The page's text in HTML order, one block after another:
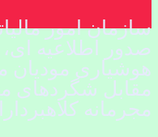
سازمان امور
صدور اطلاعیه ای،
هوشیاری مودیان
مقابل شگردهای
مجرمانه